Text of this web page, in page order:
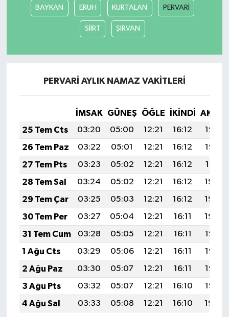
BAYKAN ERUH KURTALAN PERVARİ
SİİRT ŞIRVAN
PERVARİ AYLIK NAMAZ VAKITLERI
İMSAK GÜNEŞ ÖĞLE İKINDI
25 Tem Cts
03:20 05:00 12:21 16:12
19:33
26 Tem Paz
03:22 05:01 12:21 16:12
19:32
27 Tem Pts
03:23 05:02 12:21 16:12
19:31
28 Tem Sal
03:24 05:02 12:21 16:12
19:30
29 Tem Çar
03:25 05:03 12:21 16:12
19:30
30 Tem Per
03:27 05:04 12:21 16:11
19:29
31 Tem Cum
03:28 05:05 12:21 16:11
19:28
1 Ağu Cts
03:29 05:06 12:21 16:11
19:27
2 Ağu Paz
03:30 05:07 12:21 16:11
19:26
3 Ağu Pts
03:32 05:07 12:21 16:10
19:25
4 Ağu Sal
03:33 05:08 12:21 16:10
19:24